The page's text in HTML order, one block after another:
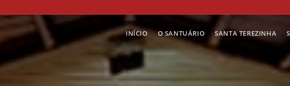
INÍCIO O SANTUÁRIO SANTA TEREZINHA